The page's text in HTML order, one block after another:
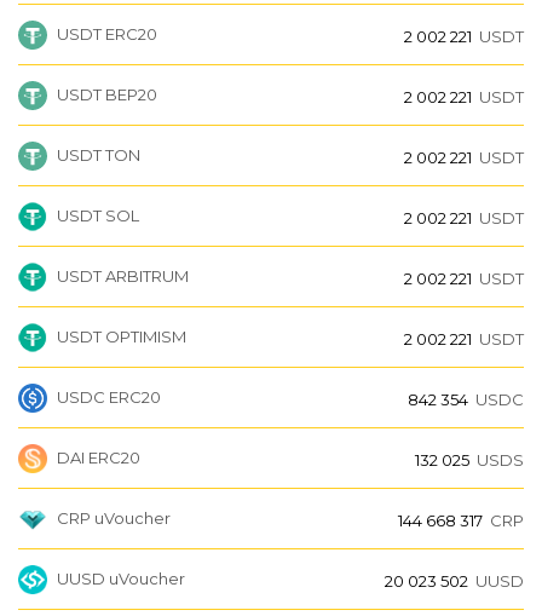
USDT ERC20 2 002 221 USDT
USDT BEP20 2 002 221 USDT
USDT TON 2 002 221 USDT
USDT SOL 2 002 221 USDT
USDT ARBITRUM 2 002 221 USDT
USDT OPTIMISM 2 002 221 USDT
USDC ERC20 842 354 USDC
DAI ERC20 132 025 USDS
CRP uVoucher 144 668 317 CRP
UUSD uVoucher 20 023 502 UUSD